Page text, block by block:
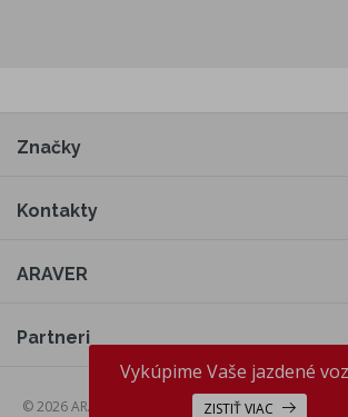
Vykúpime Vaše jazdené
ZISTIŤ VIAC
Značky
Kontakty
ARAVER
Partneri
© 2026 ARAVER a.s., web by cream